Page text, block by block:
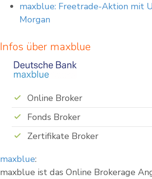
maxblue: Freetrade-Aktion mit
Morgan
Infos über maxblue
Online Broker
Fonds Broker
Zertifikate Broker
maxblue:
maxblue ist das Online Brokerage